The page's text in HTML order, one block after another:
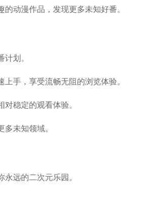
动漫作品，发现更多未知好番。
划。
手，享受流畅无阻的浏览体验。
稳定的观看体验。
未知领域。
远的二次元乐园。